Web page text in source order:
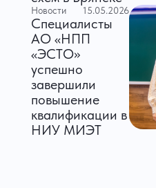
Новости 15.05.2026
Специалисты
АО «НПП
«ЭСТО»
успешно
завершили
повышение
квалификации в
НИУ МИЭТ